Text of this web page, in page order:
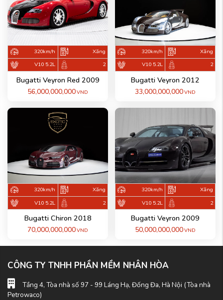
320km/h
Xăng
V10 5.2L
2
Bugatti Veyron Red 2009
56,000,000,000VND
320km/h
Xăng
V10 5.2L
2
Bugatti Veyron 2012
33,000,000,000VND
320km/h
Xăng
V10 5.2L
2
Bugatti Chiron 2018
70,000,000,000VND
320km/h
Xăng
V10 5.2L
2
Bugatti Veyron 2009
50,000,000,000VND
CÔNG TY TNHH PHẦN MỀM NHÂN HÒA
Tầng 4, Tòa nhà số 97 - 99 Láng Hạ, Đống Đa, Hà Nội (Tòa nhà
Petrowaco)